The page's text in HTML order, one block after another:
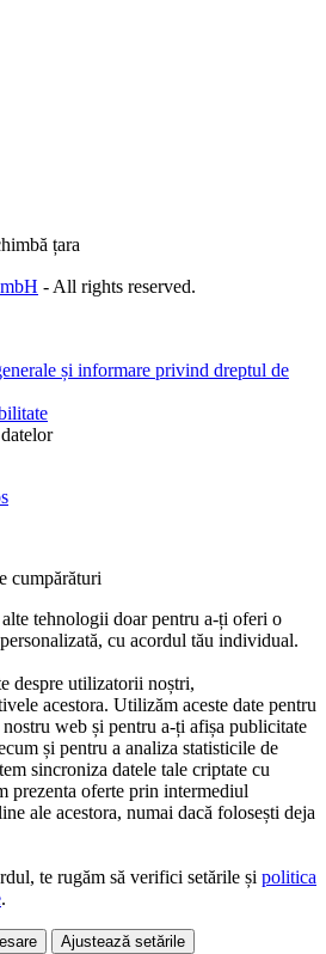
țara
- All rights reserved.
și informare privind dreptul de
cumpărături
tehnologii doar pentru a-ți oferi o
cu acordul tău individual.
despre utilizatorii noștri,
acestora. Utilizăm aceste date pentru
web și pentru a-ți afișa publicitate
și pentru a analiza statisticile de
sincroniza datele tale criptate cu
prezenta oferte prin intermediul
ale acestora, numai dacă folosești deja
te rugăm să verifici setările și politica
.
Ajustează setările